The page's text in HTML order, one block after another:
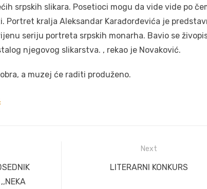
srpskih slikara. Posetioci mogu da vide vide po
Portret kralja Aleksandar Karađorđevića je
seriju portreta srpskih monarha. Bavio se
njegovog slikarstva. , rekao je Novaković.
a muzej će raditi produženo.
Next
Next
LITERARNI KONKURS